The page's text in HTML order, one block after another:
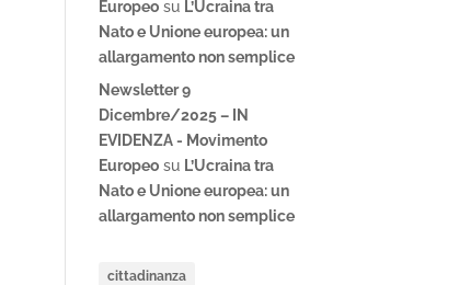
Europeo su L’Ucraina tra
Nato e Unione europea: un
allargamento non semplice
Newsletter 9
Dicembre/2025 – IN
EVIDENZA - Movimento
Europeo su L’Ucraina tra
Nato e Unione europea: un
allargamento non semplice
cittadinanza